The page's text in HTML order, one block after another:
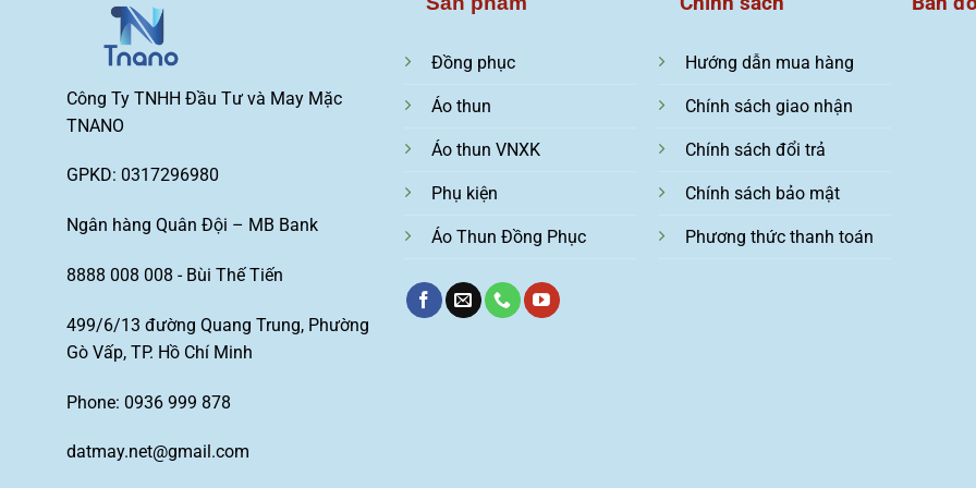
Công Ty TNHH Đầu Tư và May Mặc
TNANO
GPKD: 0317296980
Ngân hàng Quân Đội – MB Bank
8888 008 008 - Bùi Thế Tiến
499/6/13 đường Quang Trung, Phường
Gò Vấp, TP. Hồ Chí Minh
Phone: 0936 999 878
datmay.net@gmail.com
Đồng phục
Áo thun
Áo thun VNXK
Phụ kiện
Áo Thun Đồng Phục
Hướng dẫn mua hàng
Chính sách giao nhận
Chính sách đổi trả
Chính sách bảo mật
Phương thức thanh toán